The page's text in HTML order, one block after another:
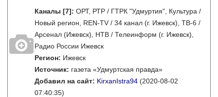
Каналы [7]: ОРТ, РТР / ГТРК "Удмуртия", Культура /
Новый регион, REN-TV / 34 канал (г. Ижевск), ТВ-6 /
Арсенал (Ижевск), НТВ / Телеинформ (г. Ижевск),
Радио России Ижевск
Регион: Ижевск
Источник: газета «Удмуртская правда»
Добавил на сайт: KirxanIstra94 (2020-08-02
07:40:35)